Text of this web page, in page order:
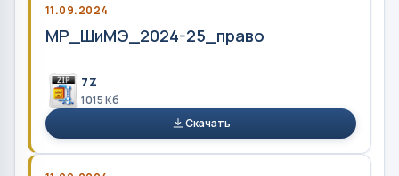
11.09.2024
МР_ШиМЭ_2024-25_право
7Z
1015 Кб
Скачать